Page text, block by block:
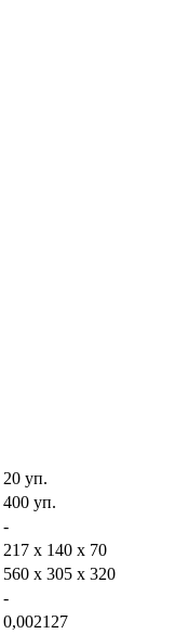
20 уп.
400 уп.
-
217 х 140 х 70
560 х 305 х 320
-
0,002127